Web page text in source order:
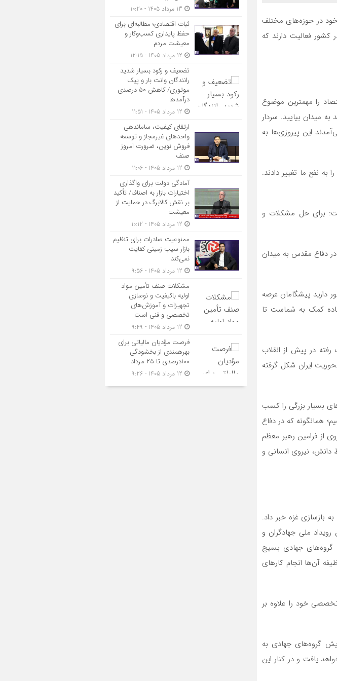
از ۳۲ استان به ارائه توانمندی خود در حوزه‌های مختلف
جهادی در حوزه اصناف در کشور فعالیت دارند که
را مهمترین موضوع
میدان بیایید. سردار
این پیروزی‌ها به
را به نفع ما تغییر دادند.
برای حل مشکلات و
دفاع مقدس به میدان
دارید پیشگامان عرصه
کمک به شماست تا
در پیش از انقلاب
ایران شکل گرفته
بسیار بزرگی را کسب
همانگونه که در دفاع
از فرامین رهبر معظم
دانش، نیروی انسانی و
بازسازی غزه خبر داد.
ملی جهادگران و
برگزار شد، اظهار داشت: گروه‌های جهادی بسیج
آن‌ها انجام کارهای
خود را علاوه بر
گروه‌های جهادی به
یافت و در کنار این
ثبات اقتصادی؛ مطالبه‌ای برای
حفظ پایداری کسب‌وکار و
معیشت مردم
تضعیف و رکود بسیار شدید
رانندگان وانت بار و پیک
موتوری/ کاهش ۵۰ درصدی
درآمدها
ارتقای کیفیت، ساماندهی
واحدهای غیرمجاز و توسعه
فروش نوین، ضرورت امروز
صنف
آمادگی دولت برای واگذاری
اختیارات بازار به اصناف/ تأکید
بر نقش کالابرگ در حمایت از
معیشت
ممنوعیت صادرات برای تنظیم
بازار سیب زمینی کفایت
نمی‌کند
مشکلات صنف تأمین مواد
اولیه باکیفیت و نوسازی
تجهیزات و آموزش‌های
تخصصی و فنی است
فرصت مؤدیان مالیاتی برای
بهره‎مندی از بخشودگی
100درصدی تا ۲۵ مرداد